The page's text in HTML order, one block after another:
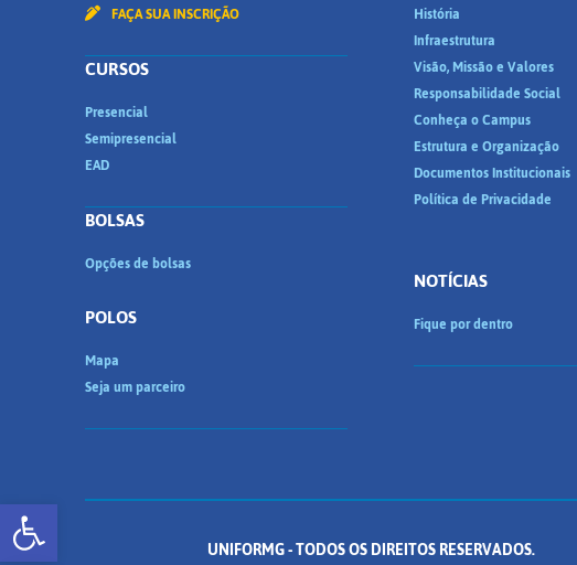
Abrir a barra de ferramentas
FAÇA SUA INSCRIÇÃO
CURSOS
Presencial
Semipresencial
EAD
BOLSAS
Opções de bolsas
POLOS
Mapa
Seja um parceiro
História
Infraestrutura
Visão, Missão e Valores
Responsabilidade Social
Conheça o Campus
Estrutura e Organização
Documentos Institucionais
Política de Privacidade
NOTÍCIAS
Fique por dentro
UNIFORMG - TODOS OS DIREITOS RESERVADOS.